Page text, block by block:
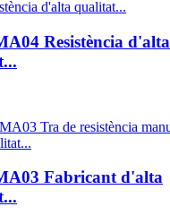
Resistència d'alta
Fabricant d'alta